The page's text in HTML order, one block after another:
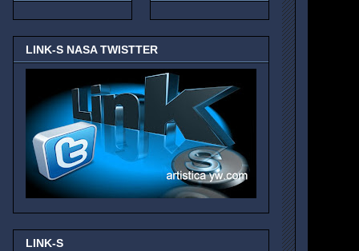
LINK-S NASA TWISTTER
LINK-S